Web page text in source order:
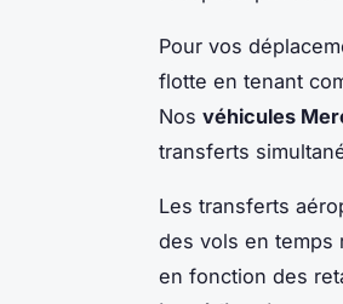
Pour vos
flotte en tenant
Nos véhicules
transferts
Les transferts
des vols en temps
en fonction des